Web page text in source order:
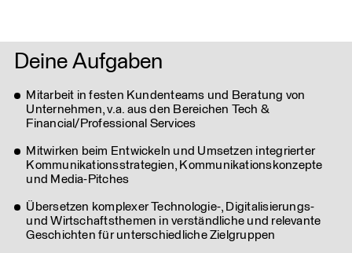
Deine Aufgaben
Mitarbeit in festen Kundenteams und Beratung von
Unternehmen, v.a. aus den Bereichen Tech &
Financial/Professional Services
Mitwirken beim Entwickeln und Umsetzen integrierter
Kommunikationsstrategien, Kommunikationskonzepte
und Media-Pitches
Übersetzen komplexer Technologie-, Digitalisierungs-
und Wirtschaftsthemen in verständliche und relevante
Geschichten für unterschiedliche Zielgruppen